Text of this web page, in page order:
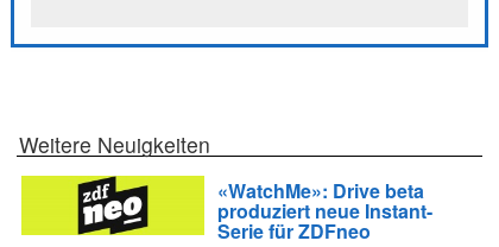
Weitere Neuigkeiten
«WatchMe»: Drive beta
produziert neue Instant-
Serie für ZDFneo